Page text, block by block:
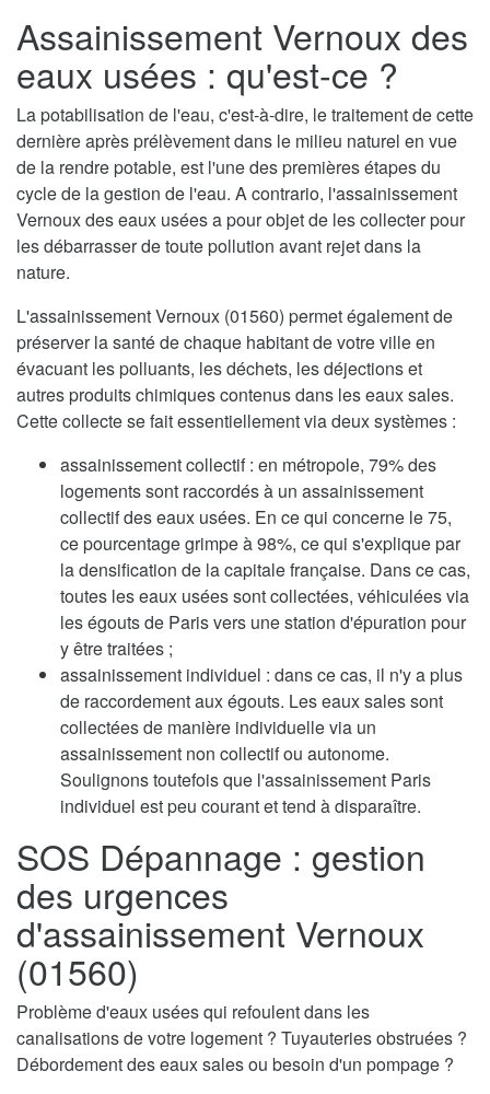
Assainissement Vernoux des
eaux usées : qu'est-ce ?
La potabilisation de l'eau, c'est-à-dire, le traitement de cette
dernière après prélèvement dans le milieu naturel en vue
de la rendre potable, est l'une des premières étapes du
cycle de la gestion de l'eau. A contrario, l'assainissement
Vernoux des eaux usées a pour objet de les collecter pour
les débarrasser de toute pollution avant rejet dans la
nature.
L'assainissement Vernoux (01560) permet également de
préserver la santé de chaque habitant de votre ville en
évacuant les polluants, les déchets, les déjections et
autres produits chimiques contenus dans les eaux sales.
Cette collecte se fait essentiellement via deux systèmes :
assainissement collectif : en métropole, 79% des
logements sont raccordés à un assainissement
collectif des eaux usées. En ce qui concerne le 75,
ce pourcentage grimpe à 98%, ce qui s'explique par
la densification de la capitale française. Dans ce cas,
toutes les eaux usées sont collectées, véhiculées via
les égouts de Paris vers une station d'épuration pour
y être traitées ;
assainissement individuel : dans ce cas, il n'y a plus
de raccordement aux égouts. Les eaux sales sont
collectées de manière individuelle via un
assainissement non collectif ou autonome.
Soulignons toutefois que l'assainissement Paris
individuel est peu courant et tend à disparaître.
SOS Dépannage : gestion
des urgences
d'assainissement Vernoux
(01560)
Problème d'eaux usées qui refoulent dans les
canalisations de votre logement ? Tuyauteries obstruées ?
Débordement des eaux sales ou besoin d'un pompage ?